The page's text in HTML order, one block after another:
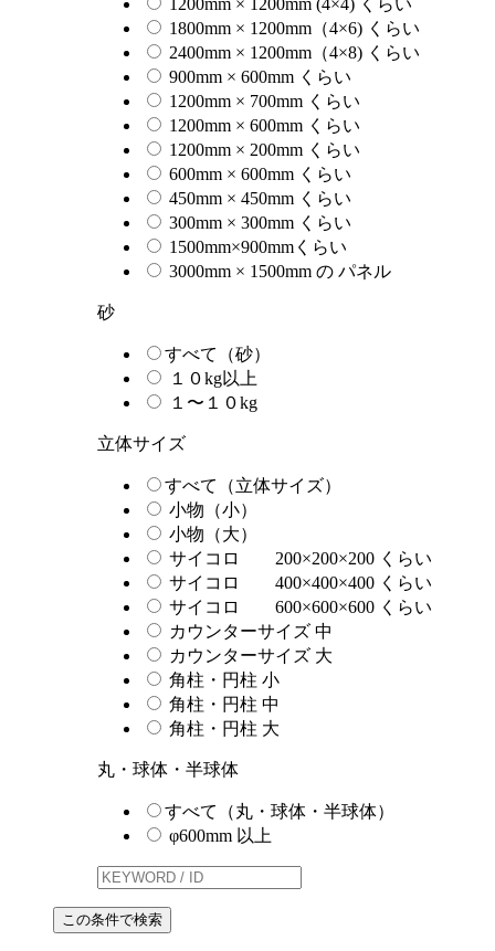
1200mm × 1200mm (4×4) くらい
1800mm × 1200mm（4×6) くらい
2400mm × 1200mm（4×8) くらい
900mm × 600mm くらい
1200mm × 700mm くらい
1200mm × 600mm くらい
1200mm × 200mm くらい
600mm × 600mm くらい
450mm × 450mm くらい
300mm × 300mm くらい
1500mm×900mmくらい
3000mm × 1500mm の パネル
砂
すべて（砂）
１０kg以上
１〜１０kg
立体サイズ
すべて（立体サイズ）
小物（小）
小物（大）
サイコロ 200×200×200 くらい
サイコロ 400×400×400 くらい
サイコロ 600×600×600 くらい
カウンターサイズ 中
カウンターサイズ 大
角柱・円柱 小
角柱・円柱 中
角柱・円柱 大
丸・球体・半球体
すべて（丸・球体・半球体）
φ600mm 以上
この条件で検索